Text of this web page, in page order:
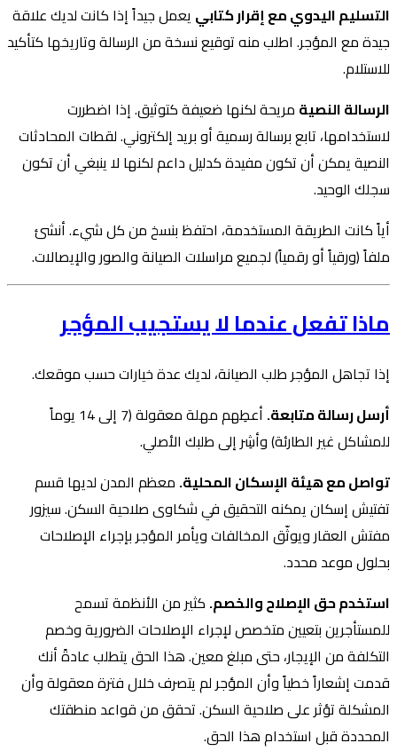
التسليم اليدوي مع إقرار كتابي يعمل جيداً إذا كانت لديك علاقة
جيدة مع المؤجر. اطلب منه توقيع نسخة من الرسالة وتاريخها كتأكيد
للاستلام.
الرسالة النصية مريحة لكنها ضعيفة كتوثيق. إذا اضطررت
لاستخدامها، تابع برسالة رسمية أو بريد إلكتروني. لقطات المحادثات
النصية يمكن أن تكون مفيدة كدليل داعم لكنها لا ينبغي أن تكون
سجلك الوحيد.
أياً كانت الطريقة المستخدمة، احتفظ بنسخ من كل شيء. أنشئ
ملفاً (ورقياً أو رقمياً) لجميع مراسلات الصيانة والصور والإيصالات.
ماذا تفعل عندما لا يستجيب المؤجر
إذا تجاهل المؤجر طلب الصيانة، لديك عدة خيارات حسب موقعك.
أرسل رسالة متابعة.
أعطِهم مهلة معقولة (7 إلى 14 يوماً
للمشاكل غير الطارئة) وأشِر إلى طلبك الأصلي.
تواصل مع هيئة الإسكان المحلية. معظم المدن لديها قسم
تفتيش إسكان يمكنه التحقيق في شكاوى صلاحية السكن. سيزور
مفتش العقار ويوثّق المخالفات ويأمر المؤجر بإجراء الإصلاحات
بحلول موعد محدد.
استخدم حق الإصلاح والخصم. كثير من الأنظمة تسمح
للمستأجرين بتعيين متخصص لإجراء الإصلاحات الضرورية وخصم
التكلفة من الإيجار، حتى مبلغ معين. هذا الحق يتطلب عادةً أنك
قدمت إشعاراً خطياً وأن المؤجر لم يتصرف خلال فترة معقولة وأن
المشكلة تؤثر على صلاحية السكن. تحقق من قواعد منطقتك
المحددة قبل استخدام هذا الحق.